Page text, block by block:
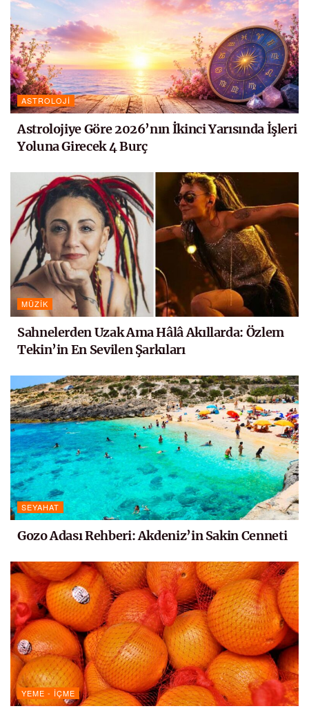
ASTROLOJI
Astrolojiye Göre 2026’nın İkinci Yarısında İşleri
Yoluna Girecek 4 Burç
MÜZIK
Sahnelerden Uzak Ama Hâlâ Akıllarda: Özlem
Tekin’in En Sevilen Şarkıları
SEYAHAT
Gozo Adası Rehberi: Akdeniz’in Sakin Cenneti
YEME - İÇME